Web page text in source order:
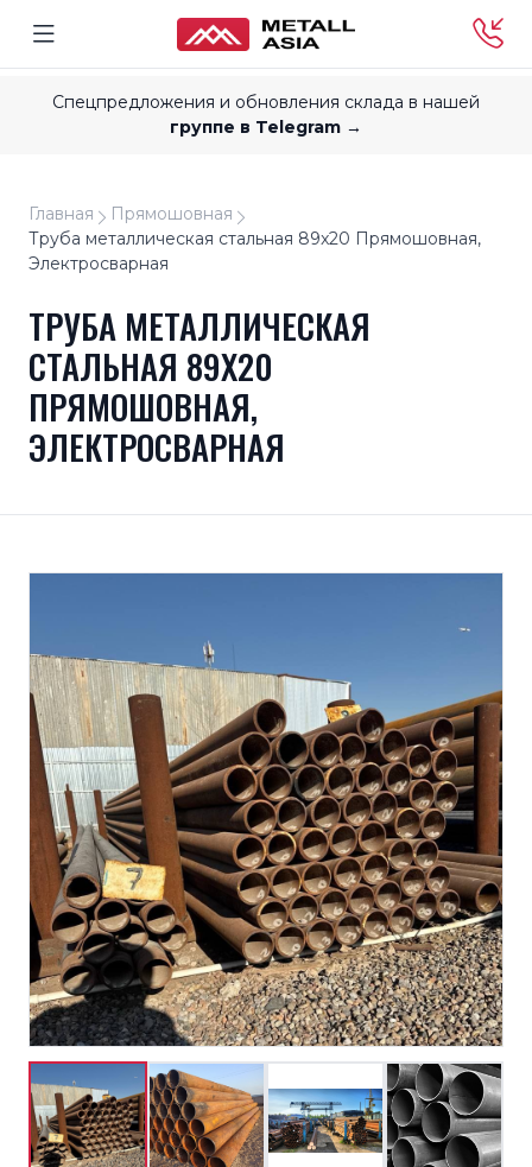
Спецпредложения и обновления склада в нашей
группе в Telegram →
Главная
Прямошовная
Труба металлическая стальная 89x20 Прямошовная,
Электросварная
ТРУБА МЕТАЛЛИЧЕСКАЯ
СТАЛЬНАЯ 89X20
ПРЯМОШОВНАЯ,
ЭЛЕКТРОСВАРНАЯ